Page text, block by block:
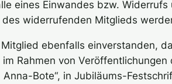
eines Einwandes bzw.
widerrufenden Mitglieds
ebenfalls einverstanden,
Rahmen von
Bote“, in Jubiläums-